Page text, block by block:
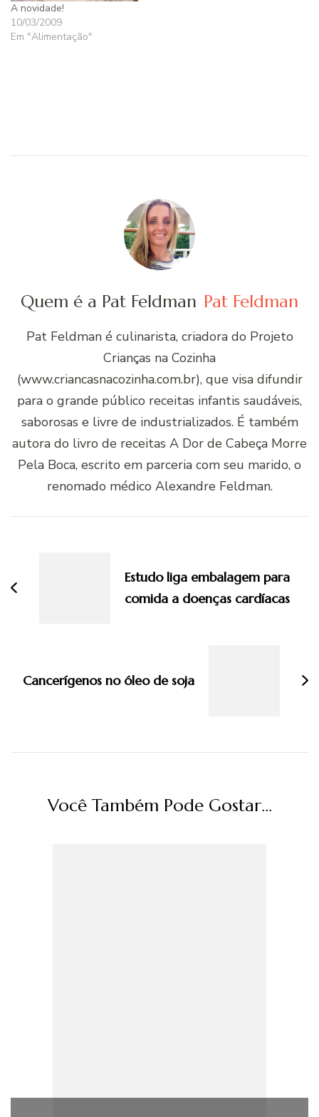
A novidade!
10/03/2009
Em "Alimentação"
Quem é a Pat Feldman Pat Feldman
Pat Feldman é culinarista, criadora do Projeto
Crianças na Cozinha
(www.criancasnacozinha.com.br), que visa difundir
para o grande público receitas infantis saudáveis,
saborosas e livre de industrializados. É também
autora do livro de receitas A Dor de Cabeça Morre
Pela Boca, escrito em parceria com seu marido, o
renomado médico Alexandre Feldman.
Estudo liga embalagem para
comida a doenças cardíacas
Cancerígenos no óleo de soja
Você Também Pode Gostar...